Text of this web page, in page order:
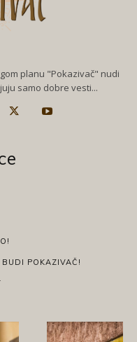
planu "Pokazivač" nudi
samo dobre vesti...
POKAZIVAČ!